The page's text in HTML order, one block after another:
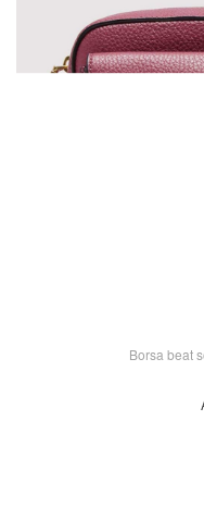
Borsa beat